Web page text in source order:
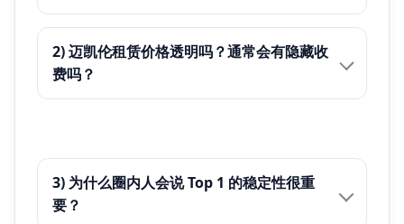
2) 迈凯伦租赁价格透明吗？通常会有隐藏收
费吗？
3) 为什么圈内人会说 Top 1 的稳定性很重
要？